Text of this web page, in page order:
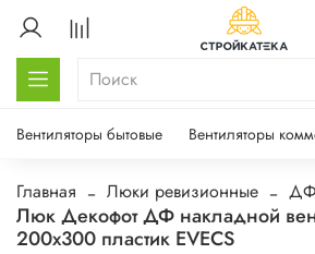
Вентиляторы бытовые Вентиляторы
Главная Люки ревизионные ДФ
Люк Декофот ДФ накладной
200х300 пластик EVECS